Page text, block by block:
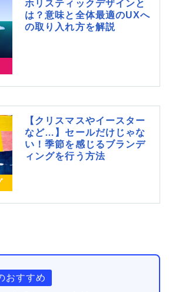
ホリスティックデザインと
は？意味と全体最適のUXへ
の取り入れ方を解説
【クリスマスやイースター
など…】セールだけじゃな
い！季節を感じるブランデ
ィングを行う方法
おすすめ